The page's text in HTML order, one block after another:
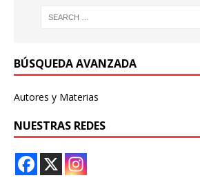
BÚSQUEDA AVANZADA
Autores y Materias
NUESTRAS REDES